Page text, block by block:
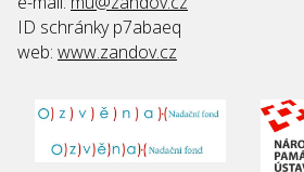
ID schránky p7abaeq
web: www.zandov.cz